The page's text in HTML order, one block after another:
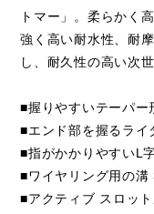
トマー」。柔らかく
強く高い耐水性、耐
し、耐久性の高い次
■握りやすいテーパー
■エンド部を握るライ
■指がかかりやすいL
■ワイヤリング用の溝
■アクティブ スロッ